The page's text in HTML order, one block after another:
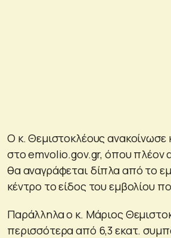
Ο κ. Θεμιστοκλέους ανακοίνωσε
στο emvolio.gov.gr, όπου πλέον
θα αναγράφεται δίπλα από το
κέντρο το είδος του εμβολίου
Παράλληλα ο κ. Μάριος
περισσότερα από 6,3 εκατ.